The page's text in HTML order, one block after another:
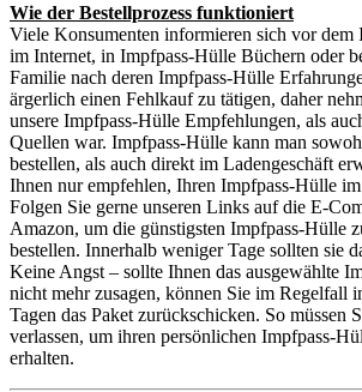
Wie der Bestellprozess funktioniert
Viele Konsumenten informieren sich vor
im Internet, in Impfpass-Hülle Büchern oder
Familie nach deren Impfpass-Hülle
ärgerlich einen Fehlkauf zu tätigen, daher
unsere Impfpass-Hülle Empfehlungen, als
Quellen war. Impfpass-Hülle kann man
bestellen, als auch direkt im Ladengeschäft
Ihnen nur empfehlen, Ihren Impfpass-Hülle
Folgen Sie gerne unseren Links auf die E-
Amazon, um die günstigsten Impfpass-Hülle
bestellen. Innerhalb weniger Tage sollten sie
Keine Angst – sollte Ihnen das ausgewählte
nicht mehr zusagen, können Sie im Regelfall
Tagen das Paket zurückschicken. So müssen
verlassen, um ihren persönlichen Impfpass-
erhalten.